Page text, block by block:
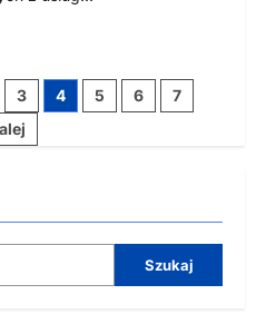
3 4 5 6
7
Szukaj